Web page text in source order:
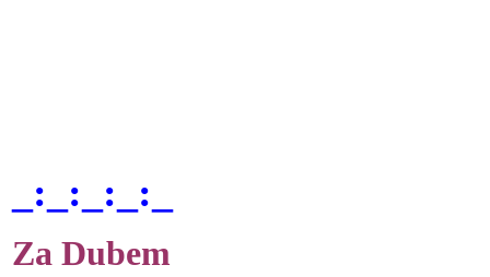
_:_:_:_:_
Za Dubem